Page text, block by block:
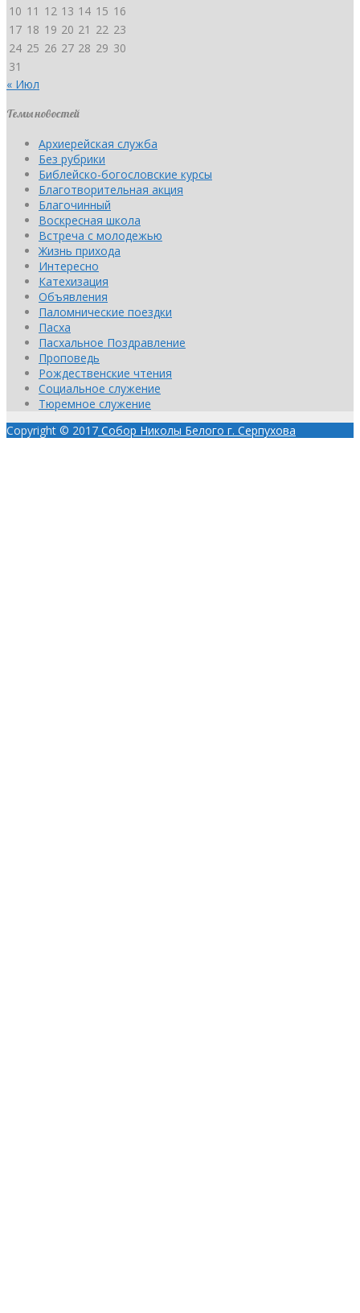
10 11 12 13 14 15 16
17 18 19 20 21 22 23
24 25 26 27 28 29 30
31
« Июл
Темы новостей
Архиерейская служба
Без рубрики
Библейско-богословские курсы
Благотворительная акция
Благочинный
Воскресная школа
Встреча с молодежью
Жизнь прихода
Интересно
Катехизация
Объявления
Паломнические поездки
Пасха
Пасхальное Поздравление
Проповедь
Рождественские чтения
Социальное служение
Тюремное служение
Copyright © 2017 Собор Николы Белого г. Серпухова